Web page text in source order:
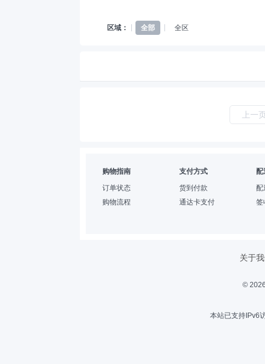
区域： 全部 全区
上一
购物指南
订单状态
购物流程
支付方式
货到付款
通达卡支付
配
配
签
关于
©
本站已支持IPv6